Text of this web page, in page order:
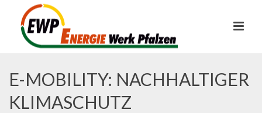
E-MOBILITY: NACHHALTIGER
KLIMASCHUTZ